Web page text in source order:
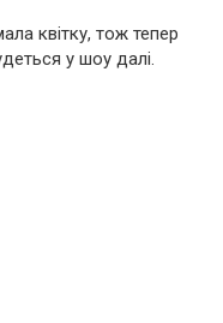
квітку, тож тепер
у шоу далі.